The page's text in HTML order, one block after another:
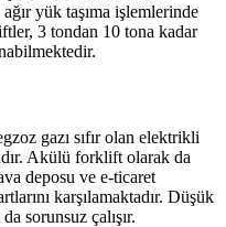
yük taşıma işlemlerinde
3 tondan 10 tona kadar
gazı sıfır olan elektrikli
Akülü forklift olarak da
deposu ve e-ticaret
karşılamaktadır. Düşük
sorunsuz çalışır.